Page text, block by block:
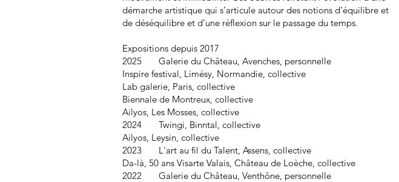
démarche artistique qui s’articule autour des notions d’équilibre et
de déséquilibre et d’une réflexion sur le passage du temps.​
Expositions depuis 2017
2025 Galerie du Château, Avenches, personnelle
Inspire festival, Limésy, Normandie, collective
Lab galerie, Paris, collective
Biennale de Montreux, collective
Ailyos, Les Mosses, collective
2024 Twingi, Binntal, collective
Ailyos, Leysin, collective
2023 L'art au fil du Talent, Assens, collective
Da-là, 50 ans Visarte Valais, Château de Loèche, collective
2022 Galerie du Château, Venthône, personnelle